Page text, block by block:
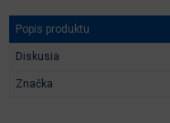
Popis produktu
Diskusia
Značka